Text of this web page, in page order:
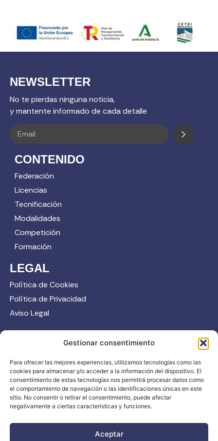
Gestionar consentimiento
Para ofrecer las mejores experiencias, utilizamos tecnologías como las
cookies para almacenar y/o acceder a la información del dispositivo. El
consentimiento de estas tecnologías nos permitirá procesar datos como
el comportamiento de navegación o las identificaciones únicas en este
sitio. No consentir o retirar el consentimiento, puede afectar
negativamente a ciertas características y funciones.
Aceptar
NEWSLETTER
No te pierdas ninguna noticia,
y mantente informado de cada detalle
CONTENIDO
Federación
Licencias
Tecnificación
Modalidades
Competición
Formación
LEGAL
Política de Cookies
Política de Privacidad
Aviso Legal
CONTACTO
info@fadi.es
C/ Carmen de Burgos, 14, 18008 Granada